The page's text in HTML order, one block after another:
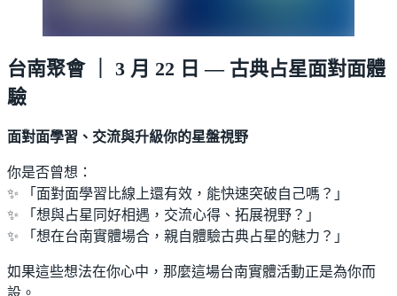
台南聚會 ｜ 3 月 22 日 — 古典占星面對面體
驗
面對面學習、交流與升級你的星盤視野
你是否曾想：
✨ 「面對面學習比線上還有效，能快速突破自己嗎？」
✨ 「想與占星同好相遇，交流心得、拓展視野？」
✨ 「想在台南實體場合，親自體驗古典占星的魅力？」
如果這些想法在你心中，那麼這場台南實體活動正是為你而